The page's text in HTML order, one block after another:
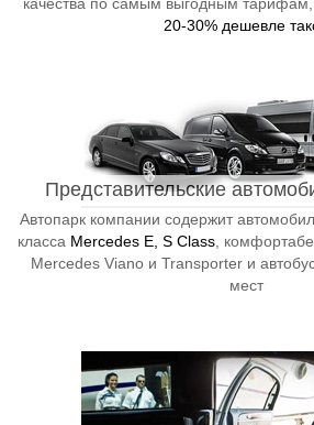
20-30% дешевле
Представительские
Автопарк компании содержит
класса Mercedes E, S Class ,
Mercedes Viano и Transporter и
мест